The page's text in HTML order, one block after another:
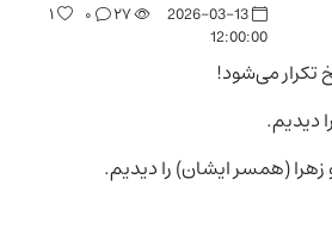
2026-03-13
12:00:00
۲۷ ۰ ۱
تکرار می‌شود!
دیدیم.
زهرا (همسر ایشان) را دیدیم.